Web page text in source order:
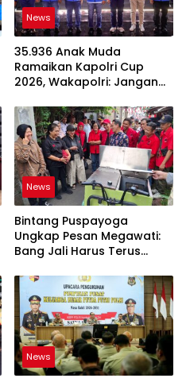
News
35.936 Anak Muda
Ramaikan Kapolri Cup
2026, Wakapolri: Jangan
News
Bintang Puspayoga
Ungkap Pesan Megawati:
Bang Jali Harus Terus
Dikembangkan
News